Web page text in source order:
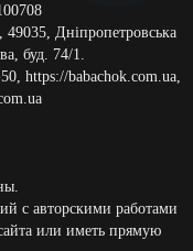
Дніпропетровська
буд. 74/1.
https://babachok.com.ua,
с авторскими работами
или иметь прямую